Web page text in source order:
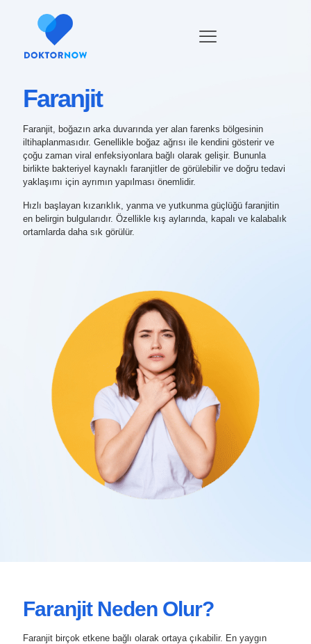
Faranjit
Faranjit, boğazın arka duvarında yer alan farenks bölgesinin
iltihaplanmasıdır. Genellikle boğaz ağrısı ile kendini gösterir ve
çoğu zaman viral enfeksiyonlara bağlı olarak gelişir. Bununla
birlikte bakteriyel kaynaklı faranjitler de görülebilir ve doğru tedavi
yaklaşımı için ayrımın yapılması önemlidir.
Hızlı başlayan kızarıklık, yanma ve yutkunma güçlüğü faranjitin
en belirgin bulgularıdır. Özellikle kış aylarında, kapalı ve kalabalık
ortamlarda daha sık görülür.
Faranjit Neden Olur?
Faranjit birçok etkene bağlı olarak ortaya çıkabilir. En yaygın